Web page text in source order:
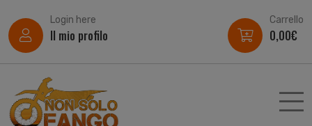
Login here
Il mio profilo
Carrello
0,00€